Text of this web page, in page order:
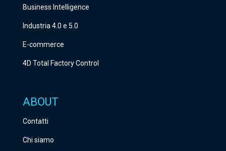
Business Intelligence
Industria 4.0 e 5.0
E-commerce
4D Total Factory Control
ABOUT
Contatti
Chi siamo